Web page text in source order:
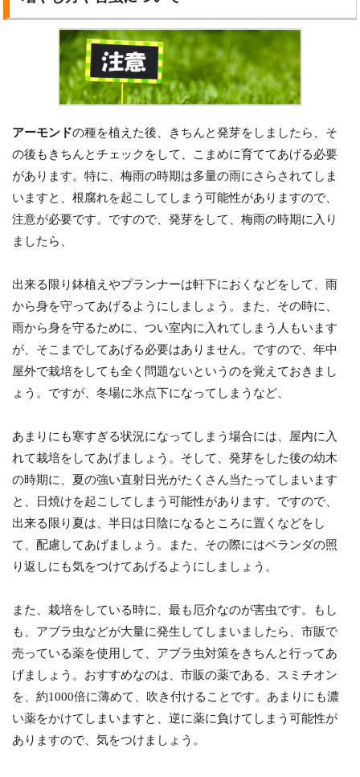
アーモンドの種を植えた後、きちんと発芽をしましたら、そ
の後もきちんとチェックをして、こまめに育ててあげる必要
があります。特に、梅雨の時期は多量の雨にさらされてしま
いますと、根腐れを起こしてしまう可能性がありますので、
注意が必要です。ですので、発芽をして、梅雨の時期に入り
ましたら、
出来る限り鉢植えやプランナーは軒下におくなどをして、雨
から身を守ってあげるようにしましょう。また、その時に、
雨から身を守るために、つい室内に入れてしまう人もいます
が、そこまでしてあげる必要はありません。ですので、年中
屋外で栽培をしても全く問題ないというのを覚えておきまし
ょう。ですが、冬場に氷点下になってしまうなど、
あまりにも寒すぎる状況になってしまう場合には、屋内に入
れて栽培をしてあげましょう。そして、発芽をした後の幼木
の時期に、夏の強い直射日光がたくさん当たってしまいます
と、日焼けを起こしてしまう可能性があります。ですので、
出来る限り夏は、半日は日陰になるところに置くなどをし
て、配慮してあげましょう。また、その際にはベランダの照
り返しにも気をつけてあげるようにしましょう。
また、栽培をしている時に、最も厄介なのが害虫です。もし
も、アブラ虫などが大量に発生してしまいましたら、市販で
売っている薬を使用して、アブラ虫対策をきちんと行ってあ
げましょう。おすすめなのは、市販の薬である、スミチオン
を、約1000倍に薄めて、吹き付けることです。あまりにも濃
い薬をかけてしまいますと、逆に薬に負けてしまう可能性が
ありますので、気をつけましょう。